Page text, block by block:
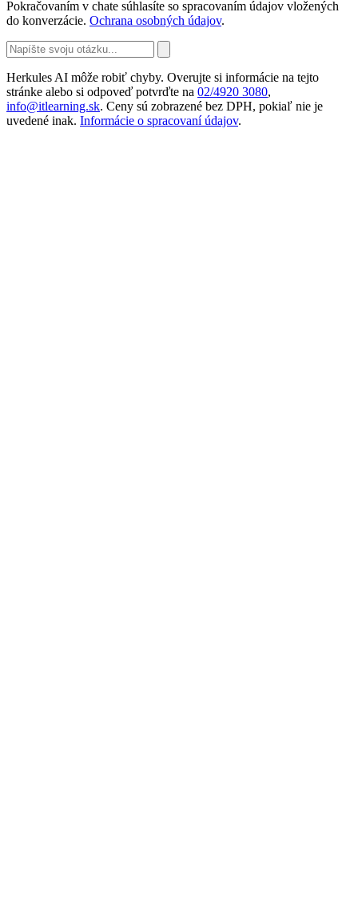
Pokračovaním v chate súhlasíte so spracovaním údajov vložených
do konverzácie. Ochrana osobných údajov.
Herkules AI môže robiť chyby. Overujte si informácie na tejto
stránke alebo si odpoveď potvrďte na 02/4920 3080,
info@itlearning.sk. Ceny sú zobrazené bez DPH, pokiaľ nie je
uvedené inak. Informácie o spracovaní údajov.